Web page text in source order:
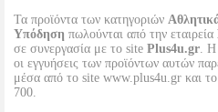
Τα προϊόντα των κατηγοριών
Υπόδηση πωλούνται από την εταιρεία
σε συνεργασία με το site Plus4u.gr. Η
οι εγγυήσεις των προϊόντων αυτών
μέσα από το site www.plus4u.gr και
700.